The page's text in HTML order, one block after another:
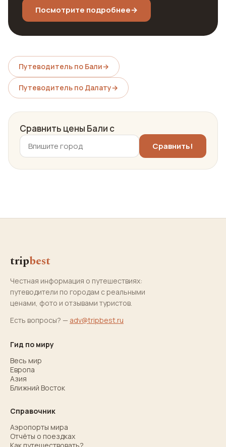
Посмотрите подробнее→
Путеводитель по Бали→
Путеводитель по Далату→
Сравнить цены Бали с
tripbest
Честная информация о путешествиях:
путеводители по городам с реальными
ценами, фото и отзывами туристов.
Есть вопросы? — adv@tripbest.ru
Гид по миру
Весь мир
Европа
Азия
Ближний Восток
Справочник
Аэропорты мира
Отчёты о поездках
Как путешествовать?